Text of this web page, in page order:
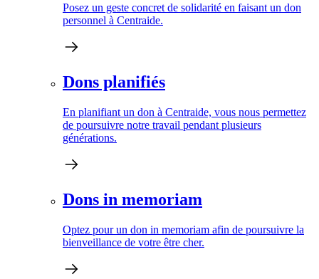
Posez un geste concret de solidarité en faisant un don
personnel à Centraide.
Dons planifiés
En planifiant un don à Centraide, vous nous permettez
de poursuivre notre travail pendant plusieurs
générations.
Dons in memoriam
Optez pour un don in memoriam afin de poursuivre la
bienveillance de votre être cher.